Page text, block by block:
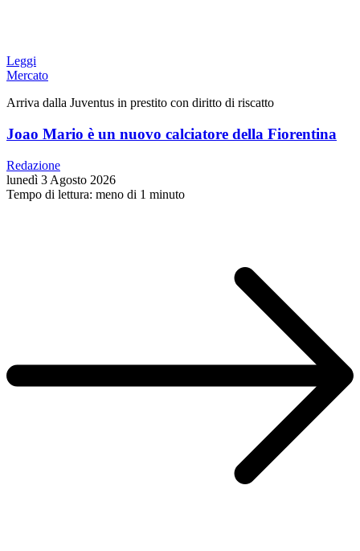
Leggi
Mercato
Arriva dalla Juventus in prestito con diritto di riscatto
Joao Mario è un nuovo calciatore della Fiorentina
Redazione
lunedì 3 Agosto 2026
Tempo di lettura: meno di 1 minuto